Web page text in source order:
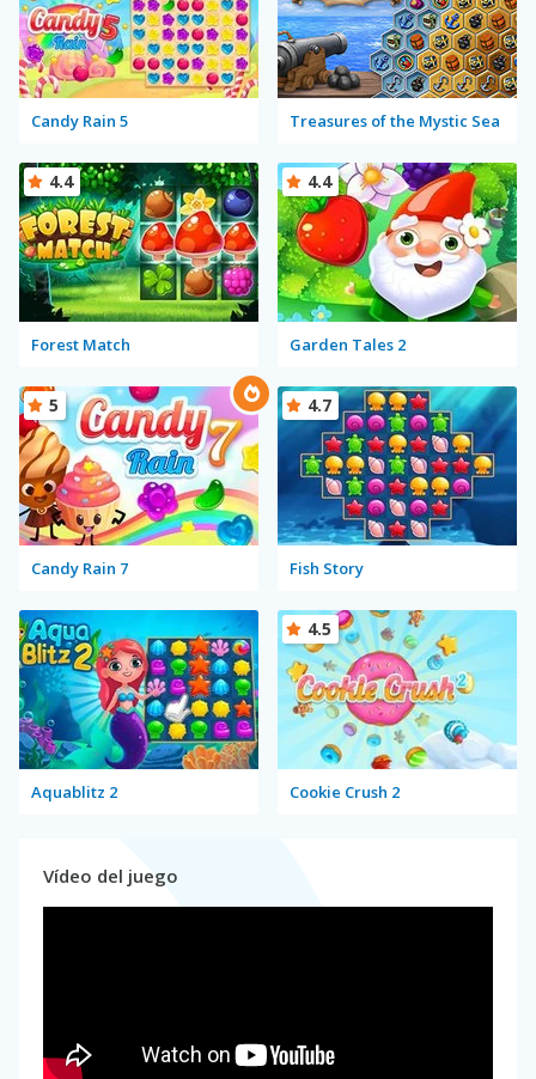
Candy Rain 5 Treasures of the Mystic Sea
Forest Match
4.4
Garden Tales 2
4.4
Candy Rain 7
5
Fish Story
4.7
Aquablitz 2 Cookie Crush 2
4.5
Vídeo del juego